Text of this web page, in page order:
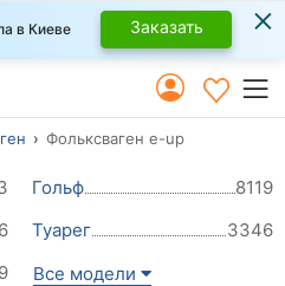
в Киеве Заказать ×
Фольксваген e-up
Гольф
8119
Туарег
3346
Все модели